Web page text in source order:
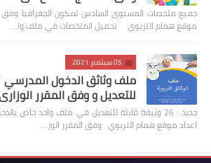
جميع ملخصات المستوى السادس لمكون الجغرافيا
موقع همام التربوي تحميل الملخصات في ملف وا…
05 سبتمبر 2021
للتعديل و وفق المقرر
اعداد موقع همام التربوي وفق المقرر الوز…